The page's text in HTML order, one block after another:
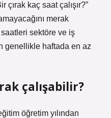
çırak kaç saat çalışır?”
merak
saatleri sektöre ve iş
genellikle haftada en az
çalışabilir?
öğretim yılından